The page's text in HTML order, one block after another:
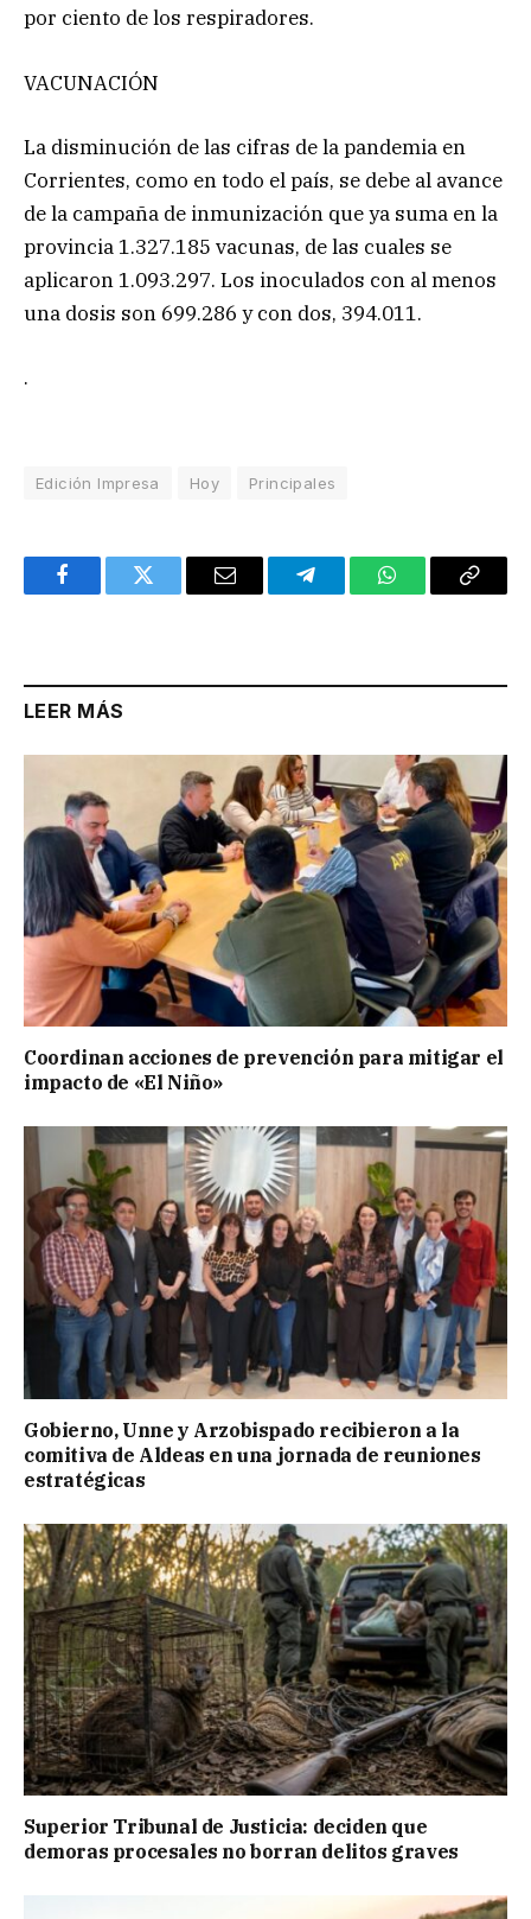
por ciento de los respiradores.
VACUNACIÓN
La disminución de las cifras de la pandemia en
Corrientes, como en todo el país, se debe al avance
de la campaña de inmunización que ya suma en la
provincia 1.327.185 vacunas, de las cuales se
aplicaron 1.093.297. Los inoculados con al menos
una dosis son 699.286 y con dos, 394.011.
.
Edición Impresa Hoy Principales
FacebookTwitter Email TelegramWhatsAppCopy
LEER MÁS
Coordinan acciones de prevención para mitigar el
impacto de «El Niño»
Gobierno, Unne y Arzobispado recibieron a la
comitiva de Aldeas en una jornada de reuniones
estratégicas
Superior Tribunal de Justicia: deciden que
demoras procesales no borran delitos graves